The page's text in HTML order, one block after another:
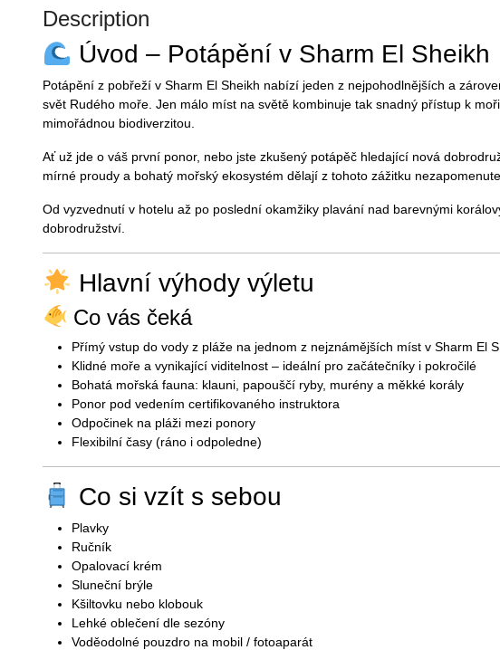
Description
Úvod – Potápění v Sharm El Sheikh
Potápění z pobřeží v Sharm El Sheikh nabízí jeden z nejpohodlnějších a
svět Rudého moře. Jen málo míst na světě kombinuje tak snadný přístup k
mimořádnou biodiverzitou.
Ať už jde o váš první ponor, nebo jste zkušený potápěč hledající nová
mírné proudy a bohatý mořský ekosystém dělají z tohoto zážitku
Od vyzvednutí v hotelu až po poslední okamžiky plavání nad barevnými
dobrodružství.
Hlavní výhody výletu
Co vás čeká
Přímý vstup do vody z pláže na jednom z nejznámějších míst v Sharm El
Klidné moře a vynikající viditelnost – ideální pro začátečníky i pokročilé
Bohatá mořská fauna: klauni, papouščí ryby, murény a měkké korály
Ponor pod vedením certifikovaného instruktora
Odpočinek na pláži mezi ponory
Flexibilní časy (ráno i odpoledne)
Co si vzít s sebou
Plavky
Ručník
Opalovací krém
Sluneční brýle
Kšiltovku nebo klobouk
Lehké oblečení dle sezóny
Voděodolné pouzdro na mobil / fotoaparát